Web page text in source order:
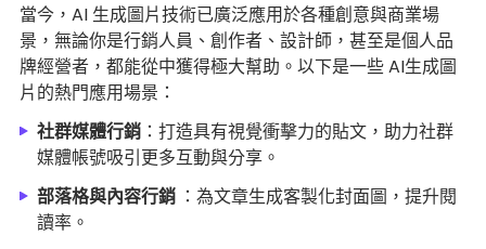
當今，AI 生成圖片技術已廣泛應用於各種創意與商業場
景，無論你是行銷人員、創作者、設計師，甚至是個人品
牌經營者，都能從中獲得極大幫助。以下是一些 AI生成圖
片的熱門應用場景：
社群媒體行銷 ：打造具有視覺衝擊力的貼文，助力社群
媒體帳號吸引更多互動與分享。
部落格與內容行銷 ：為文章生成客製化封面圖，提升閱
讀率。